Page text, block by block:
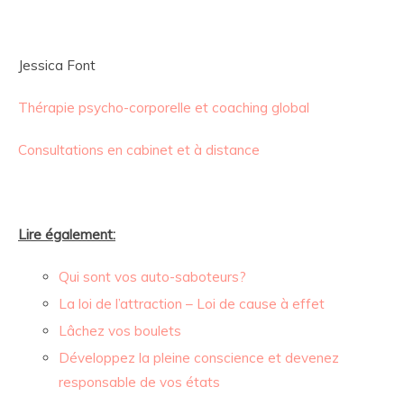
Jessica Font
Thérapie psycho-corporelle et coaching global
Consultations en cabinet et à distance
Lire également:
Qui sont vos auto-saboteurs?
La loi de l’attraction – Loi de cause à effet
Lâchez vos boulets
Développez la pleine conscience et devenez
responsable de vos états